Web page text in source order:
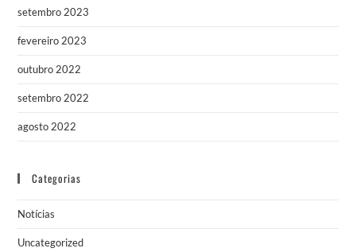
setembro 2023
fevereiro 2023
outubro 2022
setembro 2022
agosto 2022
Categorias
Notícias
Uncategorized